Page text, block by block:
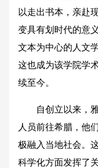
以走出书本，亲赴
变具有划时代的意
文本为中心的人文
这也成为该学院学
续至今。
自创立以来，雅
人员前往希腊，他
极融入当地社会。
科学化方面发挥了